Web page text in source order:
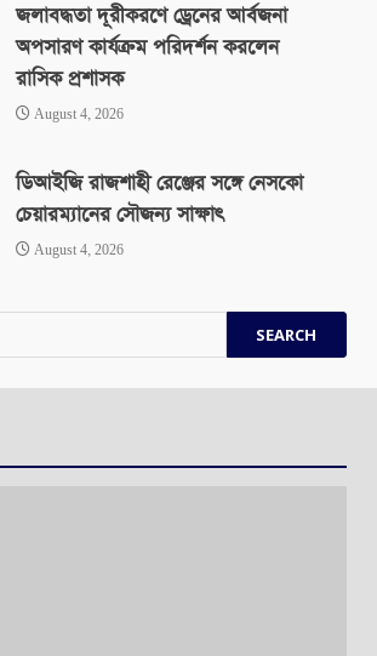
জলাবদ্ধতা দূরীকরণে ড্রেনের আর্বজনা
অপসারণ কার্যক্রম পরিদর্শন করলেন
রাসিক প্রশাসক
August 4, 2026
ডিআইজি রাজশাহী রেঞ্জের সঙ্গে নেসকো
চেয়ারম্যানের সৌজন্য সাক্ষাৎ
August 4, 2026